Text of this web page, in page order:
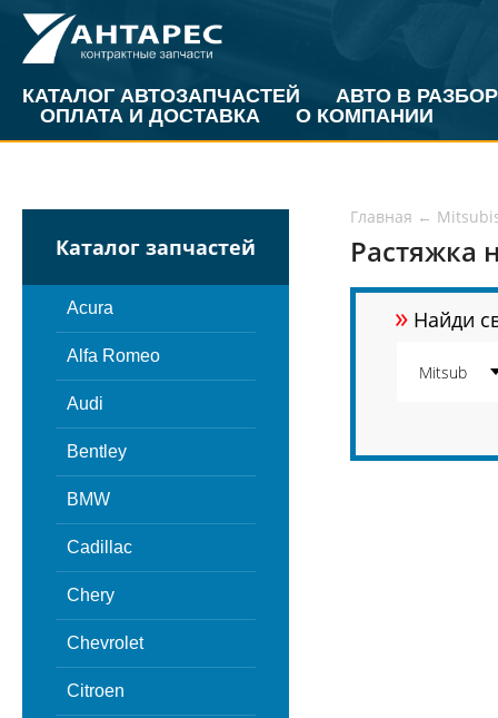
КАТАЛОГ АВТОЗАПЧАСТЕЙ
АВТО В РАЗБОР
ОПЛАТА И ДОСТАВКА
О КОМПАНИИ
Каталог запчастей
Acura
Alfa Romeo
Audi
Bentley
BMW
Cadillac
Chery
Chevrolet
Citroen
Главная ←
Растяжка
» Найди